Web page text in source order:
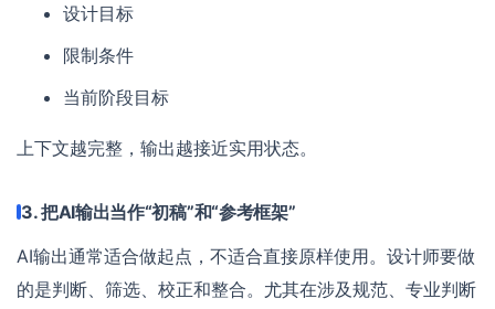
设计目标
限制条件
当前阶段目标
上下文越完整，输出越接近实用状态。
3. 把AI输出当作“初稿”和“参考框架”
AI输出通常适合做起点，不适合直接原样使用。设计师要做
的是判断、筛选、校正和整合。尤其在涉及规范、专业判断